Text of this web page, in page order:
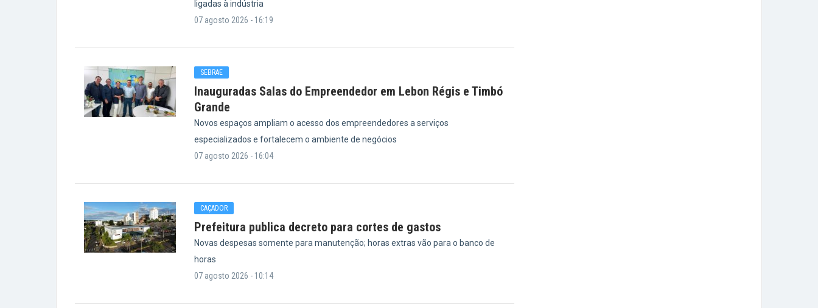
ligadas à indústria
07 agosto 2026 - 16:19
SEBRAE
Inauguradas Salas do Empreendedor em Lebon Régis e Timbó
Grande
Novos espaços ampliam o acesso dos empreendedores a serviços
especializados e fortalecem o ambiente de negócios
07 agosto 2026 - 16:04
CAÇADOR
Prefeitura publica decreto para cortes de gastos
Novas despesas somente para manutenção; horas extras vão para o banco de
horas
07 agosto 2026 - 10:14